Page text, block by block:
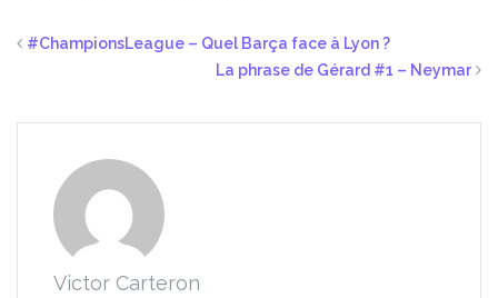
#ChampionsLeague – Quel Barça face à Lyon ?
La phrase de Gérard #1 – Neymar
Victor Carteron